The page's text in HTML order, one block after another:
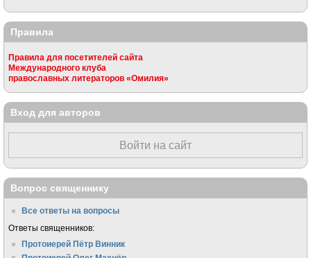
Правила
Правила для посетителей сайта
Международного клуба
православных литераторов «Омилия»
Вход для авторов
Войти на сайт
Вопрос священнику
Все ответы на вопросы
Ответы священников:
Протоиерей Пётр Винник